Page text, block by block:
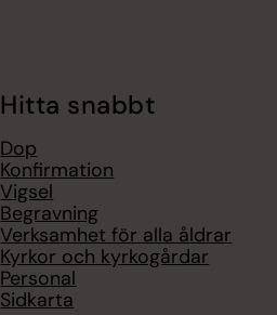
Hitta snabbt
Dop
Konfirmation
Vigsel
Begravning
Verksamhet för alla åldrar
Kyrkor och kyrkogårdar
Personal
Sidkarta